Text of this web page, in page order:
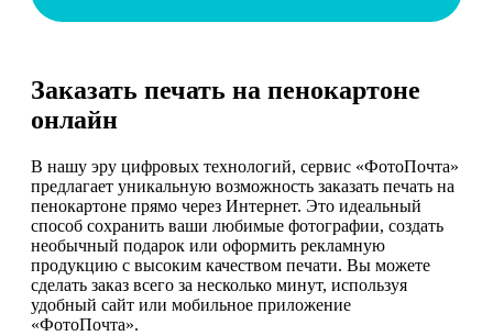
Заказать печать на пенокартоне
онлайн
В нашу эру цифровых технологий, сервис «ФотоПочта»
предлагает уникальную возможность заказать печать на
пенокартоне прямо через Интернет. Это идеальный
способ сохранить ваши любимые фотографии, создать
необычный подарок или оформить рекламную
продукцию с высоким качеством печати. Вы можете
сделать заказ всего за несколько минут, используя
удобный сайт или мобильное приложение
«ФотоПочта».